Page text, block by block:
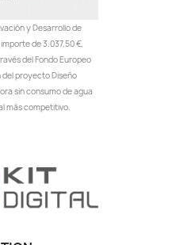
y Desarrollo de
de 3.037,50 €,
del Fondo Europeo
del proyecto Diseño
sin consumo de agua
más competitivo.